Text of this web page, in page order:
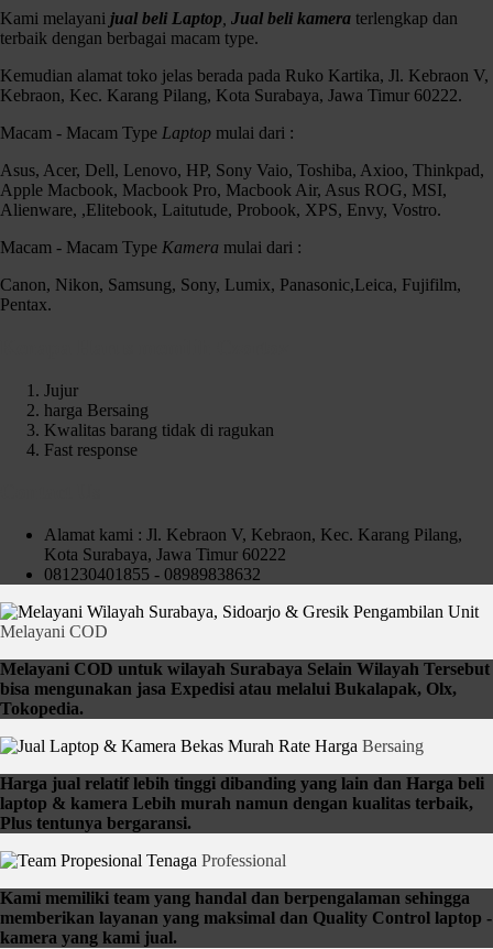
Kelengkapan : Unit / Batre / Charger / Box
3,5 jt
Kami melayani jual beli Laptop Jual beli kamera terlengkap dan
terbaik dengan berbagai macam type.
Kemudian alamat toko jelas berada pada Ruko Kartika, Jl. Kebraon V,
Kebraon, Kec. Karang Pilang, Kota Surabaya, Jawa Timur 60222.
Macam - Macam Type Laptop mulai dari :
Asus, Acer, Dell, Lenovo, HP, Sony Vaio, Toshiba, Axioo, Thinkpad,
Apple Macbook, Macbook Pro, Macbook Air, Asus ROG, MSI,
Alienware, ,Elitebook, Laitutude, Probook, XPS, Envy, Vostro.
Macam - Macam Type Kamera mulai dari :
Canon, Nikon, Samsung, Sony, Lumix, Panasonic,Leica, Fujifilm,
Pentax.
Jujur
harga Bersaing
Kwalitas barang tidak di ragukan
Fast response
Alamat kami : Jl. Kebraon V, Kebraon, Kec. Karang Pilang,
Kota Surabaya, Jawa Timur 60222
081230401855 - 08989838632
Pengambilan Unit
Melayani COD
Melayani COD untuk wilayah Surabaya Selain Wilayah Tersebut
bisa mengunakan jasa Expedisi atau melalui Bukalapak, Olx,
Tokopedia.
Rate Harga Bersaing
Harga jual relatif lebih tinggi dibanding yang lain dan Harga beli
laptop & kamera Lebih murah namun dengan kualitas terbaik,
Plus tentunya bergaransi.
Tenaga Professional
Kami memiliki team yang handal dan berpengalaman sehingga
memberikan layanan yang maksimal dan Quality Control laptop -
kamera yang kami jual.